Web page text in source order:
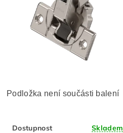
Podložka není součásti balení
Dostupnost Skladem